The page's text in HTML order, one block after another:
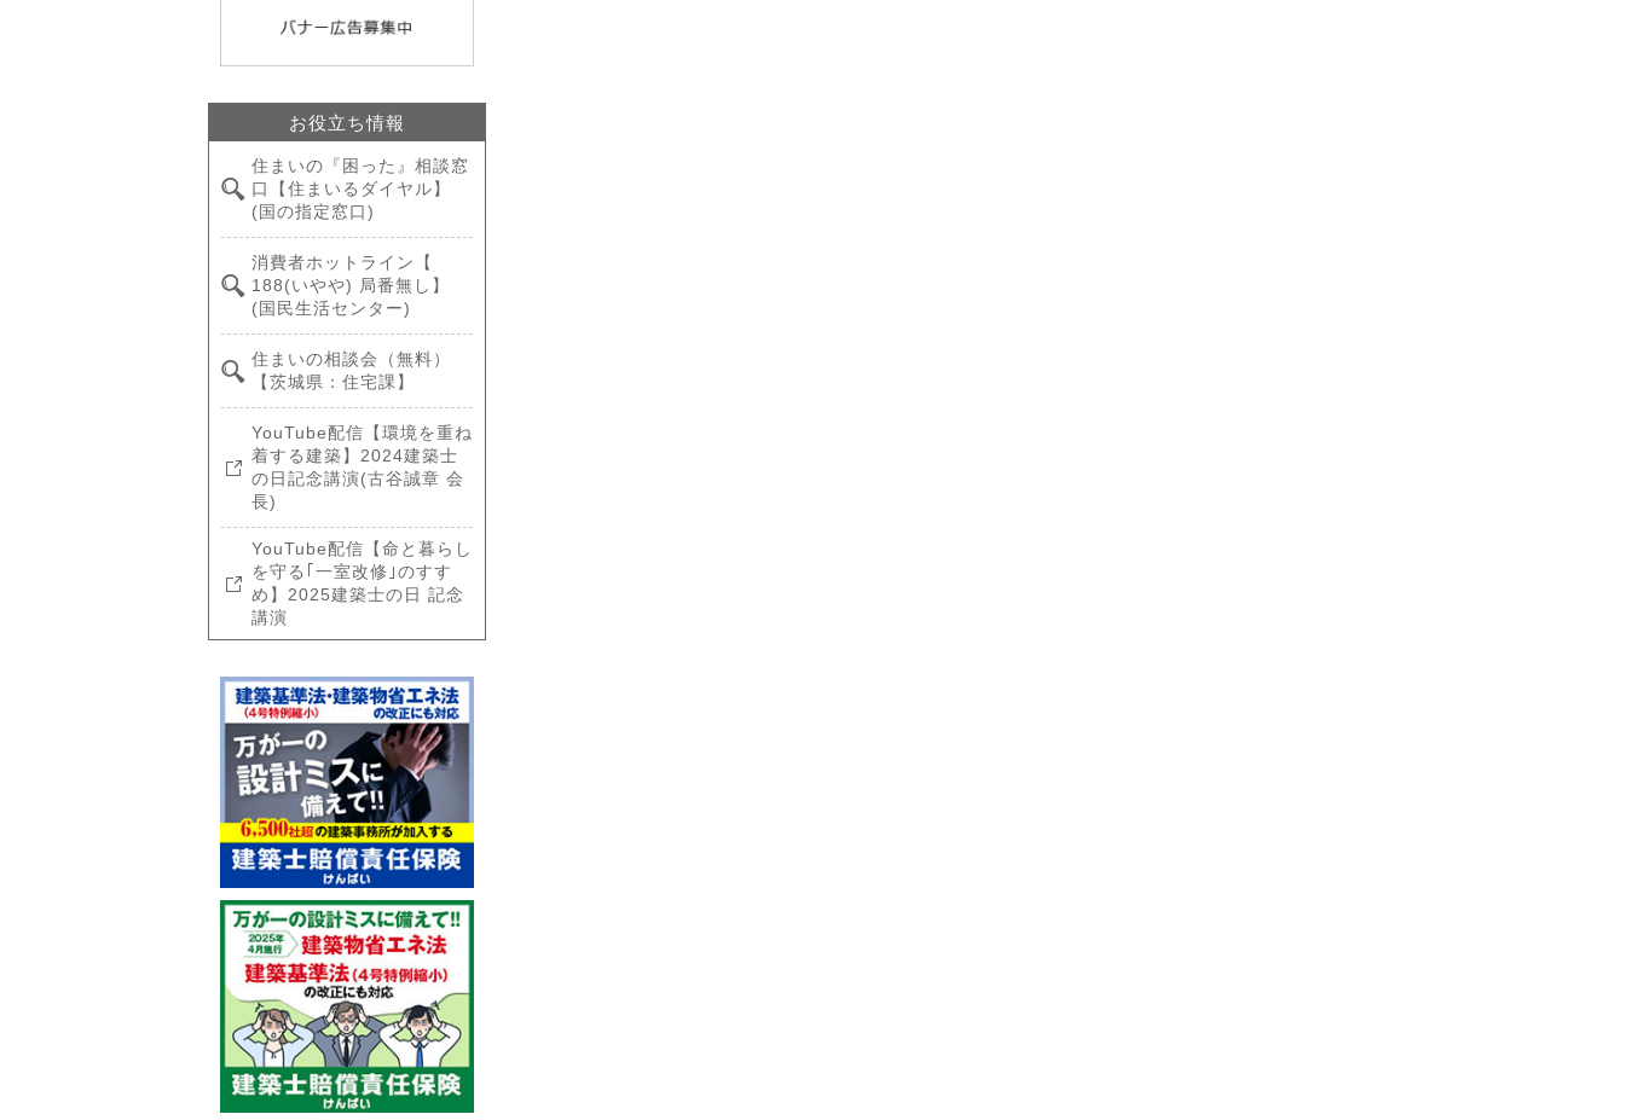
お役立ち情報
住まいの『困った』相談窓
口【住まいるダイヤル】
(国の指定窓口)
消費者ホットライン【
188(いやや) 局番無し】
(国民生活センター)
住まいの相談会（無料）
【茨城県：住宅課】
YouTube配信【環境を重ね
着する建築】2024建築士
の日記念講演(古谷誠章 会
長)
YouTube配信【命と暮らし
を守る｢一室改修｣のすす
め】2025建築士の日 記念
講演